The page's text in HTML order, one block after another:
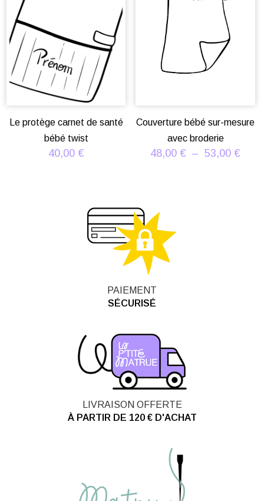
Le protège carnet de santé
bébé twist
40,00 €
Couverture bébé sur-mesure
avec broderie
48,00 € – 53,00 €
PAIEMENT
SÉCURISÉ
LIVRAISON OFFERTE
À PARTIR DE 120 € D'ACHAT